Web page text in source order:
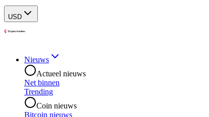
USD
Nieuws
Actueel nieuws
Net binnen
Trending
Coin nieuws
Bitcoin nieuws